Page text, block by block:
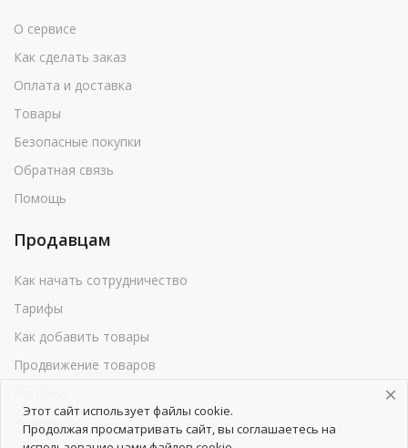
О сервисе
Как сделать заказ
Оплата и доставка
Товары
Безопасные покупки
Обратная связь
Помощь
Продавцам
Как начать сотрудничество
Тарифы
Как добавить товары
Продвижение товаров
Реквизиты
Этот сайт использует файлы cookie.
Продолжая просматривать сайт, вы соглашаетесь на